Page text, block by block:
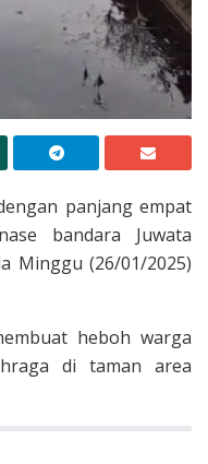
panjang empat
bandara Juwata
Minggu (26/01/2025)
heboh warga
di taman area